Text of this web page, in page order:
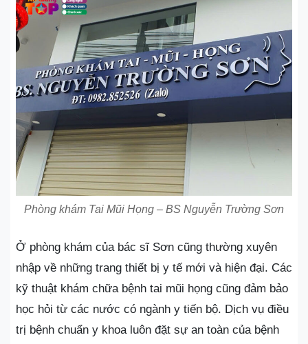
Phòng khám Tai Mũi Họng – BS Nguyễn Trường Sơn
Ở phòng khám của bác sĩ Sơn cũng thường xuyên
nhập về những trang thiết bị y tế mới và hiện đại. Các
kỹ thuật khám chữa bệnh tai mũi họng cũng đảm bảo
học hỏi từ các nước có ngành y tiến bộ. Dịch vụ điều
trị bệnh chuẩn y khoa luôn đặt sự an toàn của bệnh